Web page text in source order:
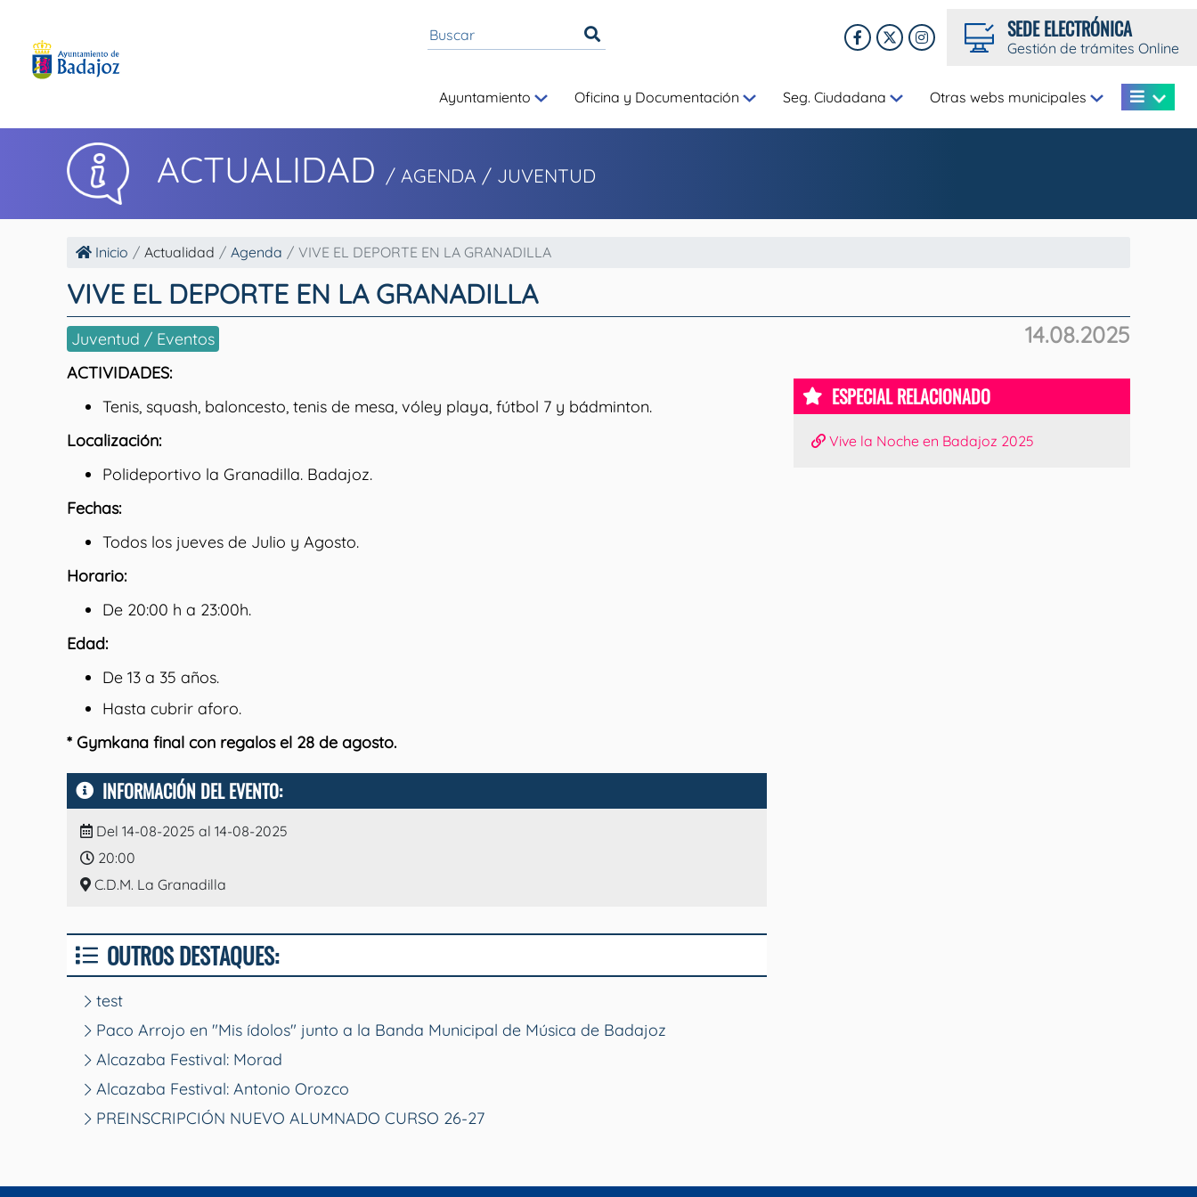
SEDE ELECTRÓNICA
Gestión de trámites Online
Ayuntamiento Oficina y Documentación Seg. Ciudadana Otras webs municipales
ACTUALIDAD / AGENDA / JUVENTUD
Inicio Actualidad Agenda VIVE EL DEPORTE EN LA GRANADILLA
VIVE EL DEPORTE EN LA GRANADILLA
14.08.2025
Juventud / Eventos
ACTIVIDADES:
Tenis, squash, baloncesto, tenis de mesa, vóley playa, fútbol 7 y bádminton.
Localización:
Polideportivo la Granadilla. Badajoz.
Fechas:
Todos los jueves de Julio y Agosto.
Horario:
De 20:00 h a 23:00h.
Edad:
De 13 a 35 años.
Hasta cubrir aforo.
* Gymkana final con regalos el 28 de agosto.
INFORMACIÓN DEL EVENTO:
Del 14-08-2025 al 14-08-2025
20:00
C.D.M. La Granadilla
OUTROS DESTAQUES:
test
Paco Arrojo en "Mis ídolos" junto a la Banda Municipal de Música de Badajoz
Alcazaba Festival: Morad
Alcazaba Festival: Antonio Orozco
PREINSCRIPCIÓN NUEVO ALUMNADO CURSO 26-27
ESPECIAL RELACIONADO
Vive la Noche en Badajoz 2025